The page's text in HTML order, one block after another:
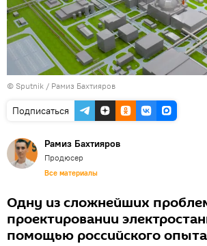
© Sputnik / Рамиз Бахтияров
Подписаться
Рамиз Бахтияров
Продюсер
Все материалы
Одну из сложнейших
проектировании
помощью российского